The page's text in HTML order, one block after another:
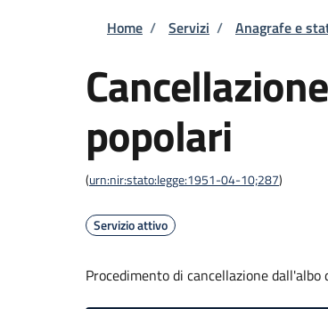
Briciole di
Home / Servizi / Anagrafe e
popolari
(urn:nir:stato:legge:1951-04-10;287)
Servizio attivo
Procedimento di cancellazione dall'albo